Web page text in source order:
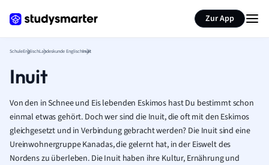
Zur App
SchuleEnglischLandeskunde EnglischInuit
Inuit
Von den in Schnee und Eis lebenden Eskimos hast Du bestimmt schon
einmal etwas gehört. Doch wer sind die Inuit, die oft mit den Eskimos
gleichgesetzt und in Verbindung gebracht werden? Die Inuit sind eine
Ureinwohnergruppe Kanadas, die gelernt hat, in der Eiswelt des
Nordens zu überleben. Die Inuit haben ihre Kultur, Ernährung und
Seite zusammenfassen